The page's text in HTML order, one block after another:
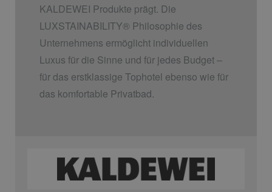
KALDEWEI Produkte prägt. Die
LUXSTAINABILITY® Philosophie des
Unternehmens ermöglicht individuellen
Luxus für die Sinne und für jedes Budget –
für das erstklassige Tophotel ebenso wie für
das komfortable Privatbad.